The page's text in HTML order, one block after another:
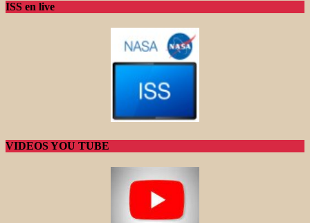
ISS en live
VIDEOS YOU TUBE